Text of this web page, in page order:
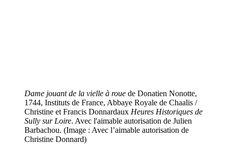
Dame jouant de la vielle à roue de Donatien Nonotte,
1744, Instituts de France, Abbaye Royale de Chaalis /
Christine et Francis Donnardaux Heures Historiques de
Sully sur Loire. Avec l'aimable autorisation de Julien
Barbachou. (Image : Avec l’aimable autorisation de
Christine Donnard)